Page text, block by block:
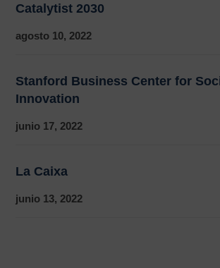
Catalytist 2030
agosto 10, 2022
Stanford Business Center for
Innovation
junio 17, 2022
La Caixa
junio 13, 2022